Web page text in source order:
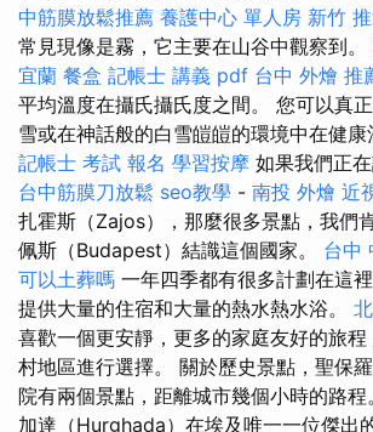
中筋膜放鬆推薦 養護中心 單人房 新竹
常見現像是霧，它主要在山谷中觀察到。
宜蘭 餐盒 記帳士 講義 pdf 台中 外燴 推
平均溫度在攝氏攝氏度之間。 您可以真
雪或在神話般的白雪皚皚的環境中在健康
記帳士 考試 報名 學習按摩 如果我們正
台中筋膜刀放鬆 seo教學 - 南投 外燴 近
扎霍斯（Zajos），那麼很多景點，我們
佩斯（Budapest）結識這個國家。 台中
可以土葬嗎 一年四季都有很多計劃在這
提供大量的住宿和大量的熱水熱水浴。
喜歡一個更安靜，更多的家庭友好的旅
村地區進行選擇。 關於歷史景點，聖保
院有兩個景點，距離城市幾個小時的路程
加達（Hurghada）在埃及唯一一位傑出